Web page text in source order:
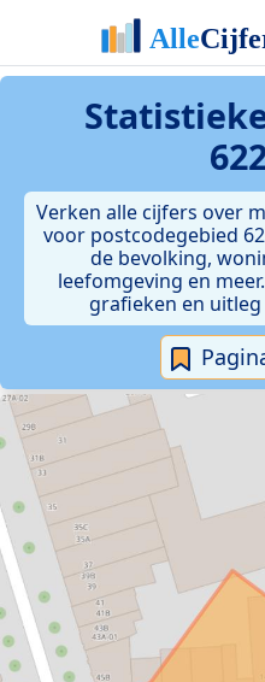
Verken alle cijfers over
voor postcodegebied
de bevolking,
leefomgeving en
grafieken en